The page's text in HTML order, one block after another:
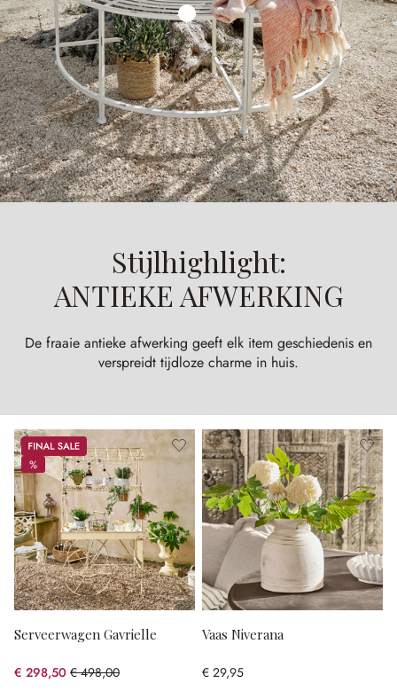
Stijlhighlight:
ANTIEKE AFWERKING
De fraaie antieke afwerking geeft elk item geschiedenis en
verspreidt tijdloze charme in huis.
Sale
%
%
Serveerwagen Gavrielle
€ 298,50 € 498,00
(40.06% gespart)
Vaas Niverana
€ 29,95